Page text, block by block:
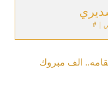
#
الف مبروك